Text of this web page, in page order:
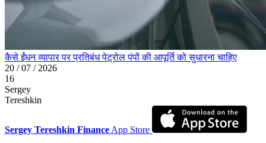
कैसे ईंधन व्यापार पर प्रतिबंध पेट्रोल पंपों की आपूर्ति को सुधारना चाहिए
20 / 07 / 2026
16
Sergey
Tereshkin
Sergey Tereshkin Finance App Store